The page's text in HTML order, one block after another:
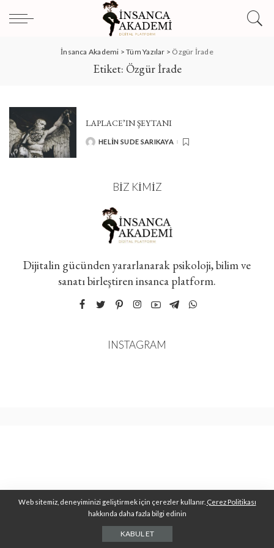
İnsanca Akademi >Tüm Yazılar > Özgür İrade
Etiket: Özgür İrade
LAPLACE’IN ŞEYTANI
POSTED
HELIN SUDE SARIKAYA
BIZ KIMIZ
Dijitalin gücünden yararlanarak psikoloji, bilim ve
sanatı birleştiren insanca platform.
INSTAGRAM
Web sitemiz, deneyiminizi geliştirmek için çerezler kullanır. Çerez Politikası
hakkında daha fazla bilgi edinin
KABUL ET